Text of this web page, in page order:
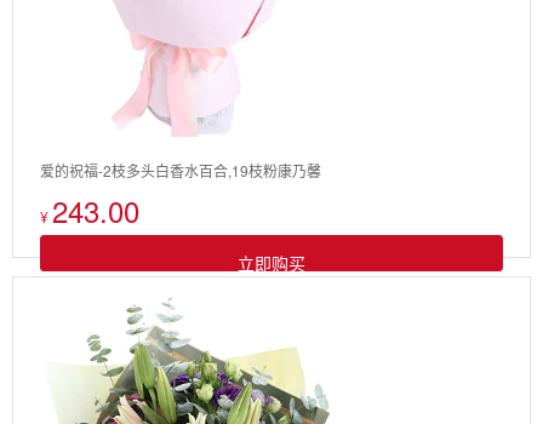
爱的祝福-2枝多头白香水百合,19枝粉康乃馨
¥243.00
立即购买